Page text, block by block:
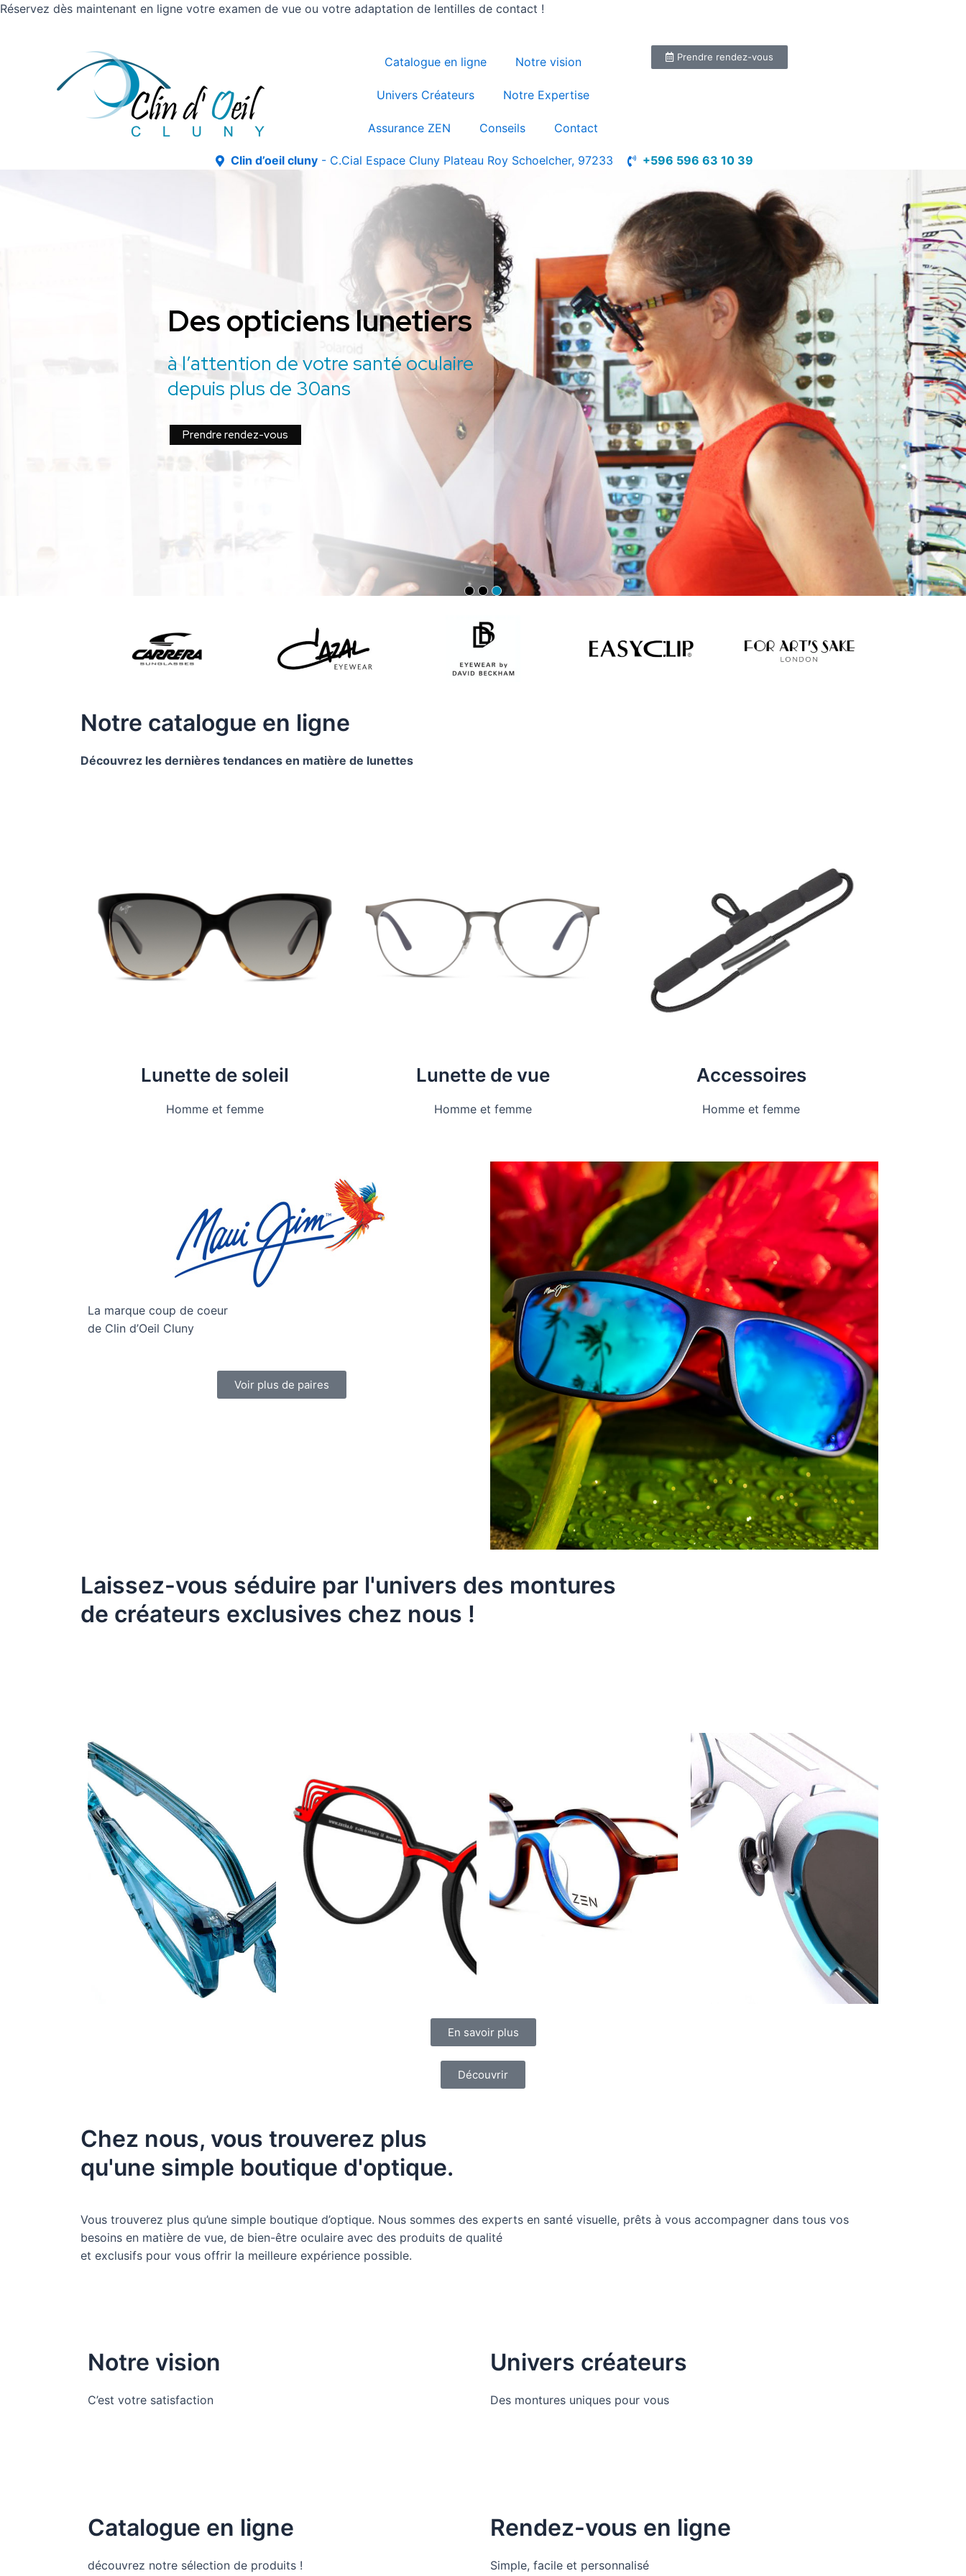
Réservez dès maintenant en ligne votre examen de vue ou votre adaptation de lentilles de contact !
Catalogue en ligne Notre vision
Univers Créateurs Notre Expertise
Assurance ZEN Conseils Contact
Prendre rendez-vous
Clin d’oeil cluny - C.Cial Espace Cluny Plateau Roy Schoelcher, 97233 +596 596 63 10 39
Des opticiens lunetiers
à l’attention de votre santé oculaire
depuis plus de 30ans
Prendre rendez-vous
Notre catalogue en ligne
Découvrez les dernières tendances en matière de lunettes
Lunette de soleil
Homme et femme
Lunette de vue
Homme et femme
Accessoires
Homme et femme
La marque coup de coeur
de Clin d’Oeil Cluny
Voir plus de paires
Laissez-vous séduire par l'univers des montures
de créateurs exclusives chez nous !
En savoir plus
Découvrir
Chez nous, vous trouverez plus
qu'une simple boutique d'optique.
Vous trouverez plus qu’une simple boutique d’optique. Nous sommes des experts en santé visuelle, prêts à vous accompagner dans tous vos
besoins en matière de vue, de bien-être oculaire avec des produits de qualité
et exclusifs pour vous offrir la meilleure expérience possible.
Notre vision
C’est votre satisfaction
Univers créateurs
Des montures uniques pour vous
Catalogue en ligne
découvrez notre sélection de produits !
Rendez-vous en ligne
Simple, facile et personnalisé